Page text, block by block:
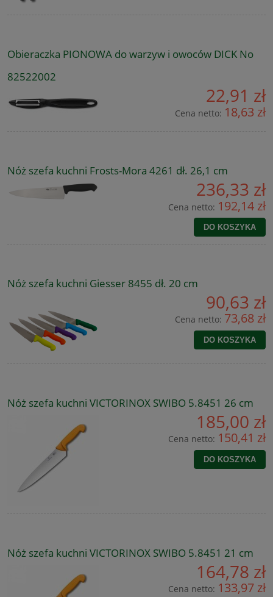
Obieraczka PIONOWA do warzyw i owoców DICK No
82522002
22,91 zł
Cena netto: 18,63 zł
Nóż szefa kuchni Frosts-Mora 4261 dł. 26,1 cm
236,33 zł
Cena netto: 192,14 zł
DO KOSZYKA
Nóż szefa kuchni Giesser 8455 dł. 20 cm
90,63 zł
Cena netto: 73,68 zł
DO KOSZYKA
Nóż szefa kuchni VICTORINOX SWIBO 5.8451 26 cm
185,00 zł
Cena netto: 150,41 zł
DO KOSZYKA
Nóż szefa kuchni VICTORINOX SWIBO 5.8451 21 cm
164,78 zł
Cena netto: 133,97 zł